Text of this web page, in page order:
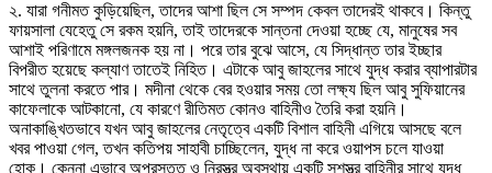
২. যারা গনীমত কুড়িয়েছিল, তাদের আশা ছিল সে সম্পদ কেবল তাদেরই থাকবে। কিন্তু
ফায়সালা যেহেতু সে রকম হয়নি, তাই তাদেরকে সান্তনা দেওয়া হচ্ছে যে, মানুষের সব
আশাই পরিণামে মঙ্গলজনক হয় না। পরে তার বুঝে আসে, যে সিদ্ধান্ত তার ইচ্ছার
বিপরীত হয়েছে কল্যাণ তাতেই নিহিত। এটাকে আবু জাহলের সাথে যুদ্ধ করার ব্যাপারটার
সাথে তুলনা করতে পার। মদীনা থেকে বের হওয়ার সময় তো লক্ষ্য ছিল আবু সুফিয়ানের
কাফেলাকে আটকানো, যে কারণে রীতিমত কোনও বাহিনীও তৈরি করা হয়নি।
অনাকাঙ্খিতভাবে যখন আবু জাহলের নেতৃত্বে একটি বিশাল বাহিনী এগিয়ে আসছে বলে
খবর পাওয়া গেল, তখন কতিপয় সাহাবী চাচ্ছিলেন, যুদ্ধ না করে ওয়াপস চলে যাওয়া
হোক। কেননা এভাবে অপ্রস্তুত ও নিরস্ত্র অবস্থায় একটি সশস্ত্র বাহিনীর সাথে যুদ্ধ